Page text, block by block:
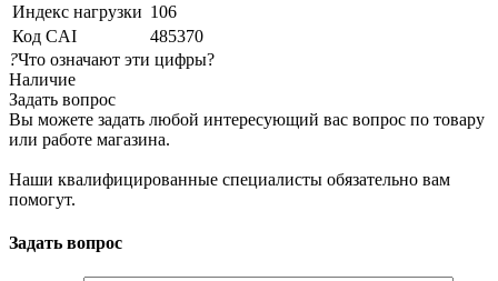
Индекс нагрузки 106
Код CAI
485370
?Что означают эти цифры?
Наличие
Задать вопрос
Вы можете задать любой интересующий вас вопрос по товару
или работе магазина.
Наши квалифицированные специалисты обязательно вам
помогут.
Задать вопрос